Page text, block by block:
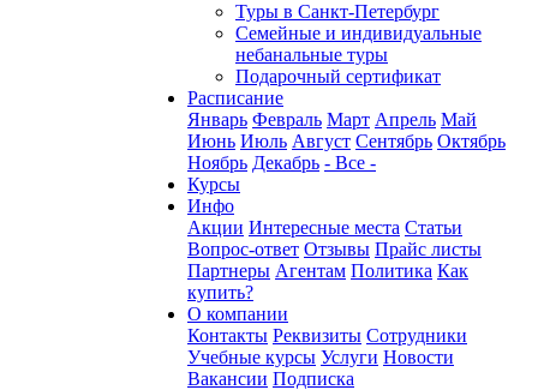
Туры в Санкт-Петербург
Семейные и индивидуальные
небанальные туры
Подарочный сертификат
Расписание
Январь Февраль Март Апрель Май
Июнь Июль Август Сентябрь Октябрь
Ноябрь Декабрь - Все -
Курсы
Инфо
Акции Интересные места Статьи
Вопрос-ответ Отзывы Прайс листы
Партнеры Агентам Политика Как
купить?
О компании
Контакты Реквизиты Сотрудники
Учебные курсы Услуги Новости
Вакансии Подписка